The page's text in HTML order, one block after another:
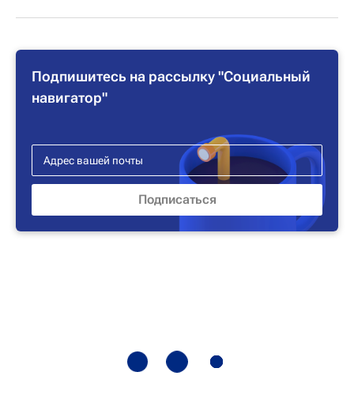
Подпишитесь на рассылку "Социальный
навигатор"